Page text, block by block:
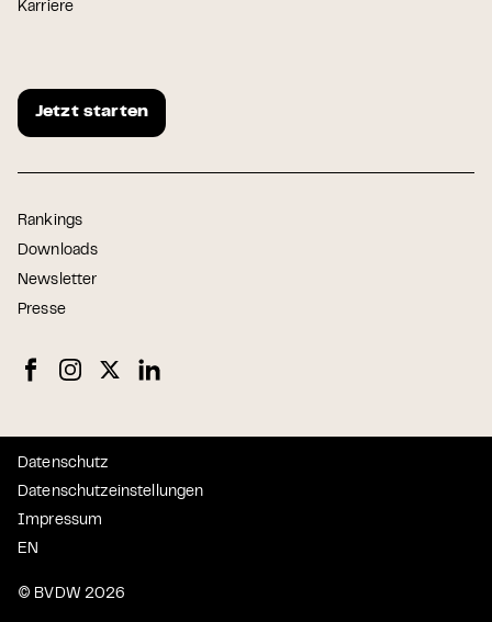
Karriere
Jetzt starten
Rankings
Downloads
Newsletter
Presse
© BVDW 2026
Datenschutz
Datenschutzeinstellungen
Impressum
EN